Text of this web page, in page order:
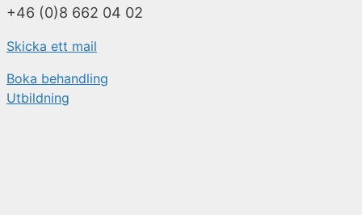
+46 (0)8 662 04 02
Skicka ett mail
Boka behandling
Utbildning